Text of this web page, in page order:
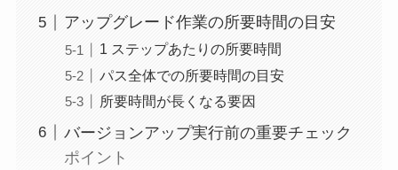
アップグレード作業の所要時間の目安
1 ステップあたりの所要時間
パス全体での所要時間の目安
所要時間が長くなる要因
バージョンアップ実行前の重要チェック
ポイント